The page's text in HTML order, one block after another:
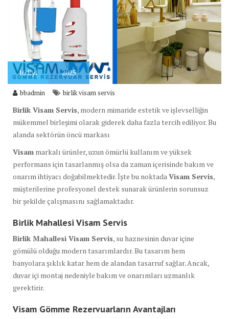
16Eyl 2025
bbadmin birlik visam servis
Birlik Visam Servis, modern mimaride estetik ve işlevselliğin
mükemmel birleşimi olarak giderek daha fazla tercih ediliyor. Bu
alanda sektörün öncü markası
Visam markalı ürünler, uzun ömürlü kullanım ve yüksek
performans için tasarlanmış olsa da zaman içerisinde bakım ve
onarım ihtiyacı doğabilmektedir. İşte bu noktada Visam Servis,
müşterilerine profesyonel destek sunarak ürünlerin sorunsuz
bir şekilde çalışmasını sağlamaktadır.
Birlik Mahallesi Visam Servis
Birlik Mahallesi Visam Servis, su haznesinin duvar içine
gömülü olduğu modern tasarımlardır. Bu tasarım hem
banyolara şıklık katar hem de alandan tasarruf sağlar. Ancak,
duvar içi montaj nedeniyle bakım ve onarımları uzmanlık
gerektirir.
Visam Gömme Rezervuarların Avantajları